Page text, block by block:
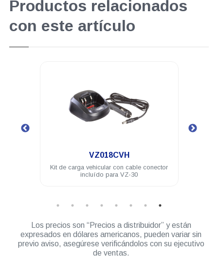
Productos relacionados
con este artículo
VZ018CVH
Kit de carga vehicular con cable conector
incluído para VZ-30
Los precios son “Precios a distribuidor” y están
expresados en dólares americanos, pueden variar sin
previo aviso, asegúrese verificándolos con su ejecutivo
de ventas.